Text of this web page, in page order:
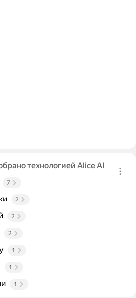
технологией Alice AI
7
2
2
2
1
1
1